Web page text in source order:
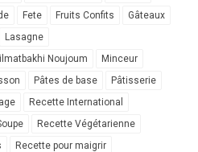
Fete Fruits Confits
Gâteaux
Lasagne
Noujoum
Minceur
Pâtes de base
Pâtisserie
Recette International
Recette Végétarienne
Recette pour maigrir